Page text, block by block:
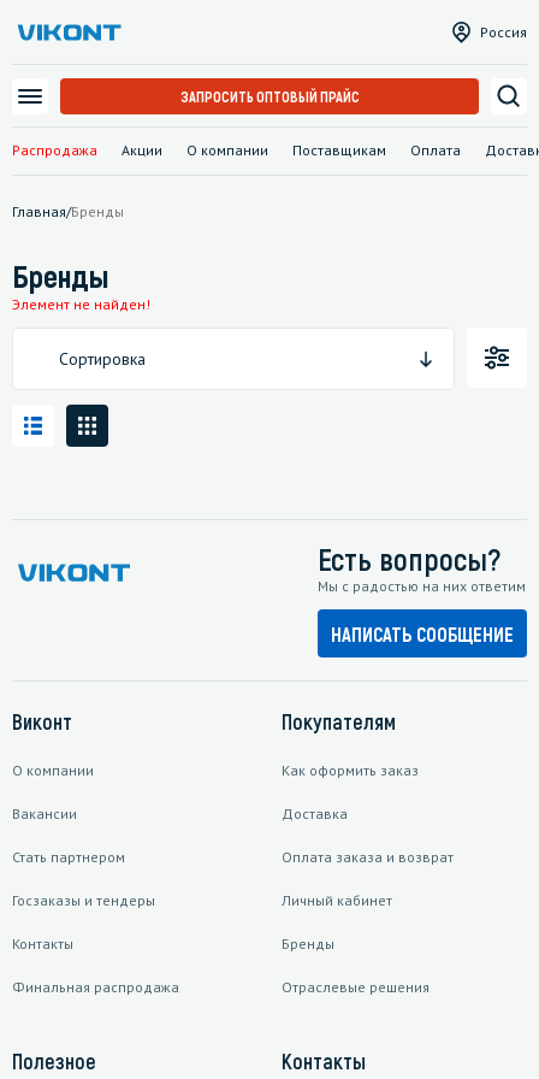
Распродажа Акции О компании Поставщикам Оплата
Россия
ЗАПРОСИТЬ ОПТОВЫЙ ПРАЙС
Главная/Бренды
Бренды
Элемент не найден!
Сортировка
Есть вопросы?
Мы с радостью на них ответим
НАПИСАТЬ СООБЩЕНИЕ
Виконт
О компании
Вакансии
Стать партнером
Госзаказы и тендеры
Контакты
Финальная распродажа
Покупателям
Как оформить заказ
Доставка
Оплата заказа и возврат
Личный кабинет
Бренды
Отраслевые решения
Полезное Контакты